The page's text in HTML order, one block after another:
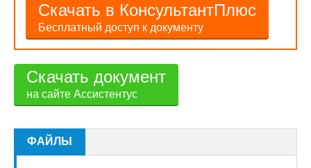
Скачать в КонсультантПлюс
Бесплатный доступ к документу
Скачать документ
на сайте Ассистентус
ФАЙЛЫ